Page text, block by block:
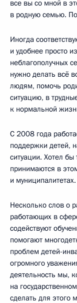
все вы со мной в
в родную семью.
Иногда
и удобнее просто
неблагополучных
нужно делать всё
людям, помочь
ситуацию, в
к нормальной
С 2008 года
поддержки детей,
ситуации. Хотел
принимаются в
и муниципалитетах.
Несколько слов о
работающих в
содействуют
помогают
проблем детей-
огромного
деятельность мы,
на
сделать для этого